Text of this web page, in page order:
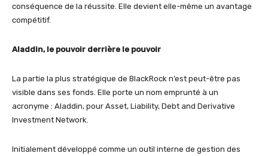
conséquence de la réussite. Elle devient elle-même un avantage
compétitif.
Aladdin, le pouvoir derrière le pouvoir
La partie la plus stratégique de BlackRock n’est peut-être pas
visible dans ses fonds. Elle porte un nom emprunté à un
acronyme : Aladdin, pour Asset, Liability, Debt and Derivative
Investment Network.
Initialement développé comme un outil interne de gestion des